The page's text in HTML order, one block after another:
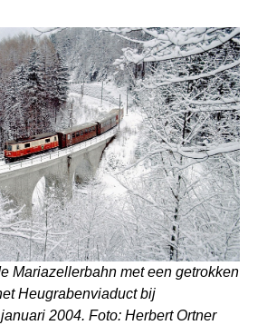
Mariazellerbahn met een getrokken
Heugrabenviaduct bij
2004. Foto: Herbert Ortner